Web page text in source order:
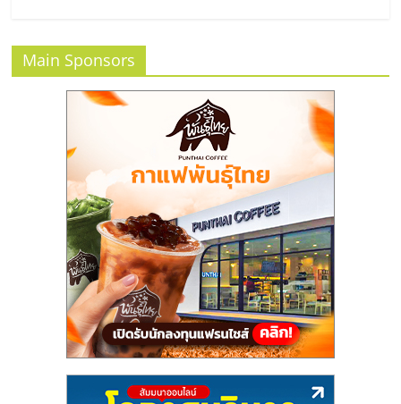
ที่
ปรึกษา
แฟ
ไชส์,
รวม
แฟ
Main Sponsors